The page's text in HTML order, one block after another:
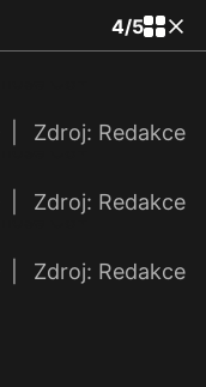
4/5
Zdroj: Redakce
Zdroj: Redakce
Zdroj: Redakce